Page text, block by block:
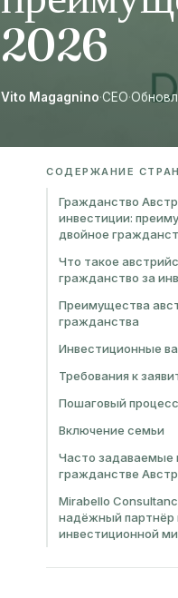
2026
Vito Magagnino·CEO·
СОДЕРЖАНИЕ
Гражданство
инвестиции:
двойное
Что такое
гражданство за
Преимущества
гражданства
Инвестиционные
Требования к
Пошаговый процесс
Включение семьи
Часто задаваемые
гражданстве
Mirabello
надёжный партнёр
инвестиционной